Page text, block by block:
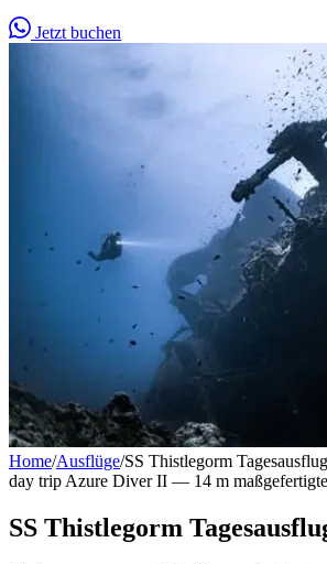
Jetzt buchen
Home/Ausflüge/SS Thistlegorm Tagesausflug
day tripAzure Diver II — 14 m
SS Thistlegorm